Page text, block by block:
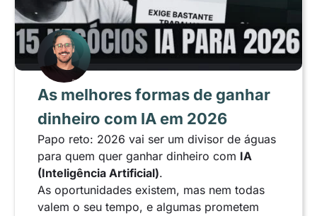
As melhores formas de ganhar
dinheiro com IA em 2026
Papo reto: 2026 vai ser um divisor de águas
para quem quer ganhar dinheiro com IA
(Inteligência Artificial).
As oportunidades existem, mas nem todas
valem o seu tempo, e algumas prometem